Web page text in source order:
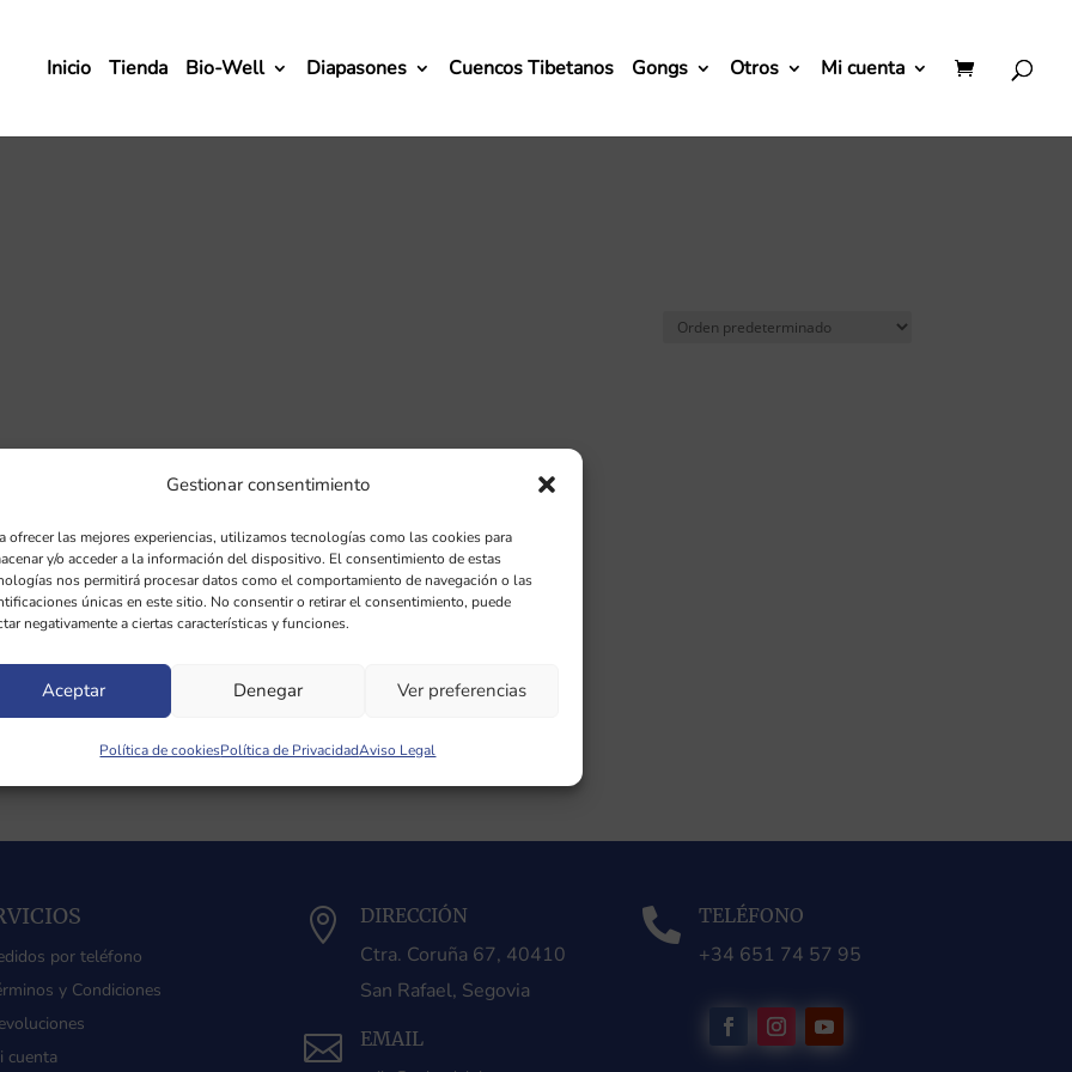
Gestionar consentimiento
ofrecer las mejores experiencias, utilizamos tecnologías como las cookies para
y/o acceder a la información del dispositivo. El consentimiento de estas
nos permitirá procesar datos como el comportamiento de navegación o las
únicas en este sitio. No consentir o retirar el consentimiento, puede
negativamente a ciertas características y funciones.
Aceptar Denegar Ver preferencias
Política de cookiesPolítica de PrivacidadAviso Legal
Inicio Tienda Bio-Well Diapasones Cuencos Tibetanos Gongs Otros Mi cuenta
por teléfono
y Condiciones
cuenta
 DIRECCIÓN
Ctra. Coruña 67, 40410
San Rafael, Segovia
 EMAIL
 TELÉFONO
+34 651 74 57 95